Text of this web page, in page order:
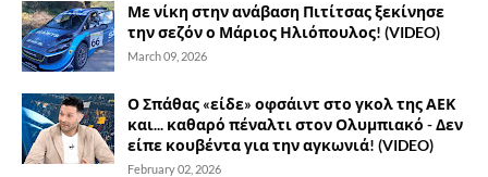
Με νίκη στην ανάβαση Πιτίτσας ξεκίνησε
την σεζόν ο Μάριος Ηλιόπουλος! (VIDEO)
March 09, 2026
Ο Σπάθας «είδε» οφσάιντ στο γκολ της ΑΕΚ
και... καθαρό πέναλτι στον Ολυμπιακό - Δεν
είπε κουβέντα για την αγκωνιά! (VIDEO)
February 02, 2026